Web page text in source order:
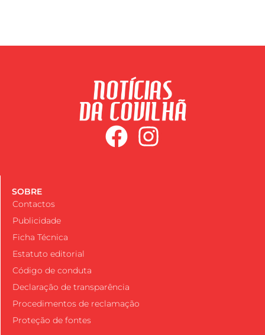
SOBRE
Contactos
Publicidade
Ficha Técnica
Estatuto editorial
Código de conduta
Declaração de transparência
Procedimentos de reclamação
Proteção de fontes